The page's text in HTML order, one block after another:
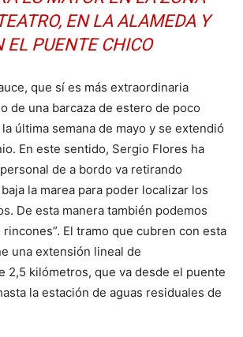
EN LA ALAMEDA Y
EL PUENTE CHICO
que sí es más extraordinaria
de una barcaza de estero de poco
última semana de mayo y se extendió
En este sentido, Sergio Flores ha
de a bordo va retirando
la marea para poder localizar los
De esta manera también podemos
El tramo que cubren con esta
una extensión lineal de
2,5 kilómetros, que va desde el puente
la estación de aguas residuales de